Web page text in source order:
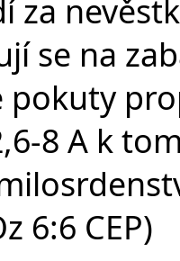
za
se na
pokuty
8 A k
6:6 CEP)